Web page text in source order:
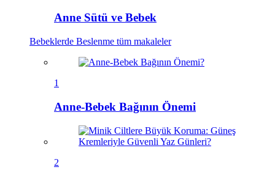
Anne Sütü ve Bebek
Bebeklerde Beslenme tüm makaleler
1
Anne-Bebek Bağının Önemi
2